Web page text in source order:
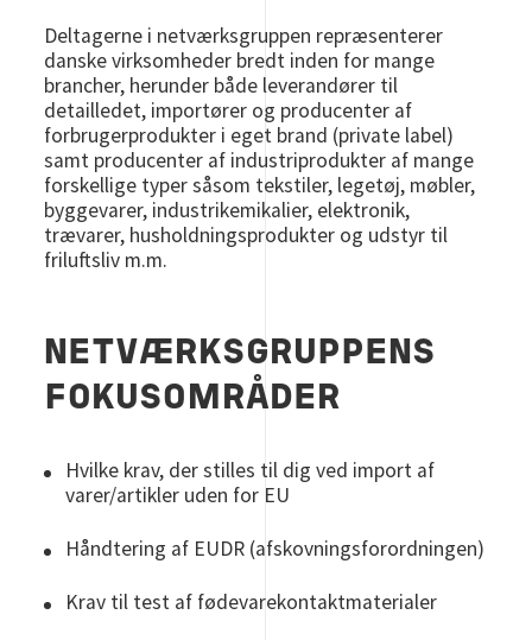
Deltagerne i netværksgruppen repræsenterer
danske virksomheder bredt inden for mange
brancher, herunder både leverandører til
detailledet, importører og producenter af
forbrugerprodukter i eget brand (private label)
samt producenter af industriprodukter af mange
forskellige typer såsom tekstiler, legetøj, møbler,
byggevarer, industrikemikalier, elektronik,
trævarer, husholdningsprodukter og udstyr til
friluftsliv m.m.
NETVÆRKSGRUPPENS
FOKUSOMRÅDER
Hvilke krav, der stilles til dig ved import af
varer/artikler uden for EU
Håndtering af EUDR (afskovningsforordningen)
Krav til test af fødevarekontaktmaterialer